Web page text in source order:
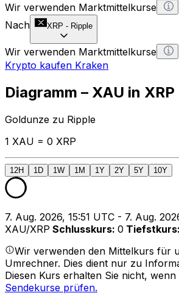
Wir verwenden Marktmittelkurse
Nach
XRP - Ripple
Wir verwenden Marktmittelkurse
Krypto kaufen Kraken
Diagramm – XAU in XRP
Goldunze zu Ripple
1 XAU = 0 XRP
12H 1D 1W 1M 1Y 2Y 5Y 10Y
7. Aug. 2026, 15:51 UTC - 7. Aug.
XAU/XRP Schlusskurs: 0 Tiefstkurs:
Wir verwenden den Mittelkurs für
Umrechner. Dies dient nur zu
Diesen Kurs erhalten Sie nicht, wenn
Sendekurse prüfen.